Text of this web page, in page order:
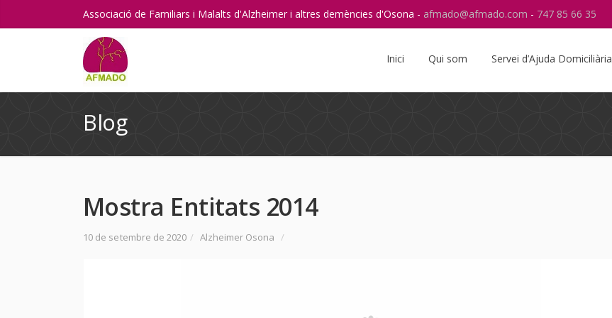
Associació de Familiars i Malalts d'Alzheimer i altres demències d'Osona - afmado@afmado.com - 747 85 66 35
Instagram
RSS
Inici Qui som Servei d’Ajuda Domiciliària
Blog
Mostra Entitats 2014
10 de setembre de 2020 / Alzheimer Osona /